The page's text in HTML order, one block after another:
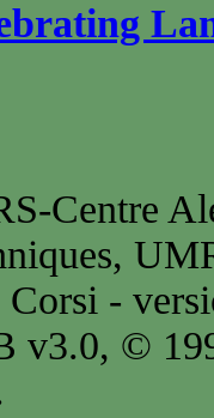
Centre
-
v3.0, ©